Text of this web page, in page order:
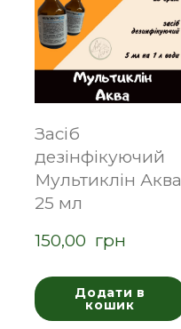
Засіб
дезінфікуючий
Мультиклін Аква
25 мл
150,00  грн
Додати в
кошик